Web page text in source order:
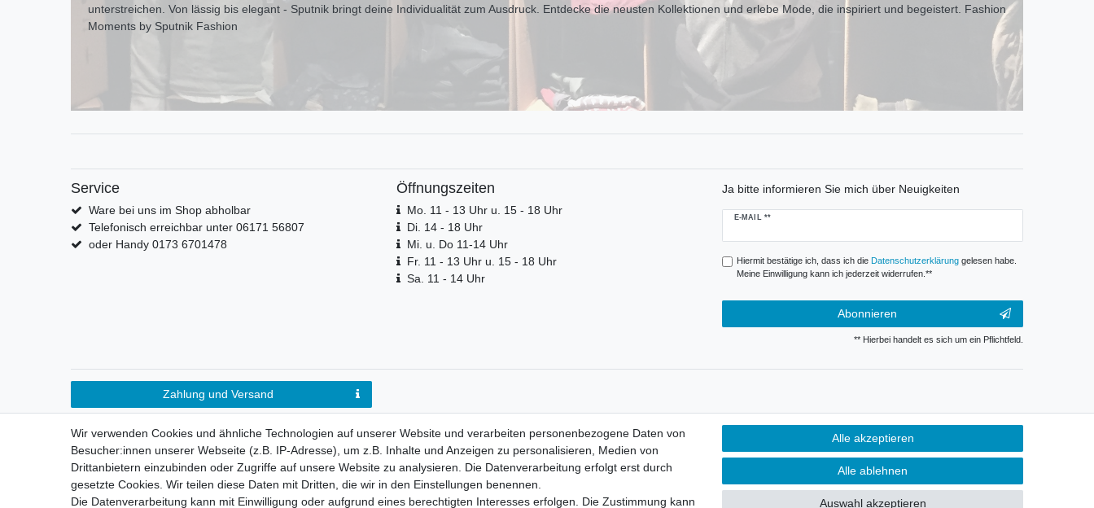
unterstreichen. Von lässig bis elegant - Sputnik bringt deine Individualität zum Ausdr uck. Entdecke die neusten Kollektionen und erlebe Mode, die inspiriert und begeistert. Fashion
Moments by Sputnik Fashion
Service
Ware bei uns im Shop abholbar
Telefonisch erreichbar unter 06171 56807
oder Handy 0173 6701478
Öffnungszeiten
Mo. 11 - 13 Uhr u. 15 - 18 Uhr
Di. 14 - 18 Uhr
Mi. u. Do 11-14 Uhr
Fr. 11 - 13 Uhr u. 15 - 18 Uhr
Sa. 11 - 14 Uhr
Ja bitte informieren Sie mich über Neuigkeiten
E-MAIL **
Newsletter
Hiermit bestätige ich, dass ich die Daten­schutz­erklärunggelesen habe.
Meine Einwilligung kann ich jederzeit widerrufen.**
Abonnieren
** Hierbei handelt es sich um ein Pflichtfeld.
Zahlung und Versand
Wir verwenden Cookies und ähnliche Technologien auf unserer Website und verarbeiten personenbezogene Daten von
Besucher:innen unserer Webseite (z.B. IP-Adresse), um z.B. Inhalte und Anzeigen zu personalisieren, Medien von
Drittanbietern einzubinden oder Zugriffe auf unsere Website zu analysieren. Die Datenverarbeitung erfolgt erst durch
gesetzte Cookies. Wir teilen diese Daten mit Dritten, die wir in den Einstellungen benennen.
Die Datenverarbeitung kann mit Einwilligung oder aufgrund eines berechtigten Interesses erfolgen. Die Zustimmung kann
Alle akzeptieren
Alle ablehnen
Auswahl akzeptieren